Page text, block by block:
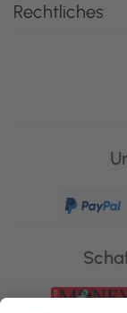
Rechtliches